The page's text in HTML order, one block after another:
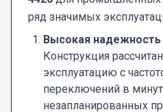
ряд значимых
Высокая надежность
Конструкция
эксплуатацию с
переключений в
незапланированных